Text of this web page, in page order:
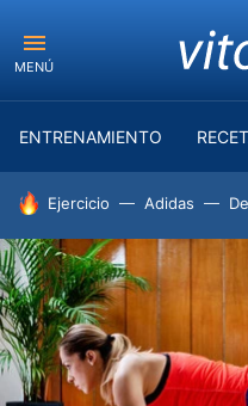
MENÚ
ENTRENAMIENTO
HOY SE HABLA DE
Ejercicio Adidas